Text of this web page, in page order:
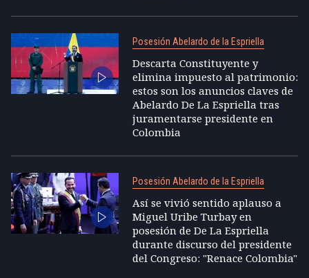
Posesión Abelardo de la Espriella
Descarta Constituyente y
elimina impuesto al patrimonio:
estos son los anuncios claves de
Abelardo De La Espriella tras
juramentarse presidente en
Colombia
Posesión Abelardo de la Espriella
Así se vivió sentido aplauso a
Miguel Uribe Turbay en
posesión de De La Espriella
durante discurso del presidente
del Congreso: "Renace Colombia"